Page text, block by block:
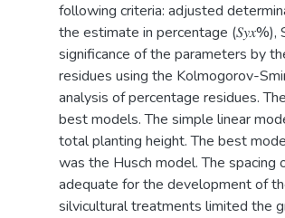
following criteria: adjusted
the estimate in percentage (𝑆𝑦𝑥%),
significance of the parameters by
residues using the Kolmogorov-
analysis of percentage residues.
best models. The simple linear
total planting height. The best
was the Husch model. The spacing
adequate for the development of
silvicultural treatments limited the